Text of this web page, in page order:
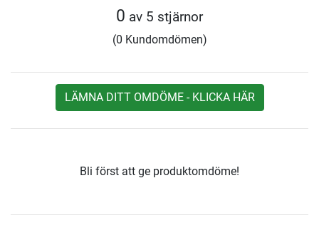
0 av 5 stjärnor
(0 Kundomdömen)
LÄMNA DITT OMDÖME - KLICKA HÄR
Bli först att ge produktomdöme!